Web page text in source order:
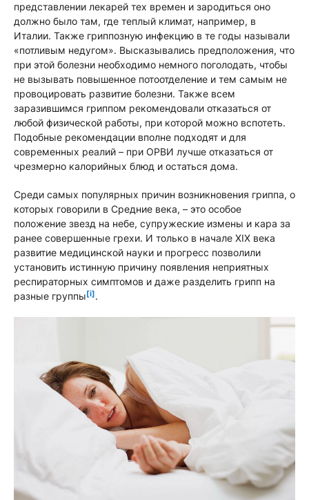
представлении лекарей тех времен и зародиться оно
должно было там, где теплый климат, например, в
Италии. Также гриппозную инфекцию в те годы называли
«потливым недугом». Высказывались предположения, что
при этой болезни необходимо немного поголодать, чтобы
не вызывать повышенное потоотделение и тем самым не
провоцировать развитие болезни. Также всем
заразившимся гриппом рекомендовали отказаться от
любой физической работы, при которой можно вспотеть.
Подобные рекомендации вполне подходят и для
современных реалий – при ОРВИ лучше отказаться от
чрезмерно калорийных блюд и остаться дома.
Среди самых популярных причин возникновения гриппа, о
которых говорили в Средние века, – это особое
положение звезд на небе, супружеские измены и кара за
ранее совершенные грехи. И только в начале XIX века
развитие медицинской науки и прогресс позволили
установить истинную причину появления неприятных
респираторных симптомов и даже разделить грипп на
разные группы[i].